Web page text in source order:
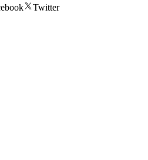
Twitter